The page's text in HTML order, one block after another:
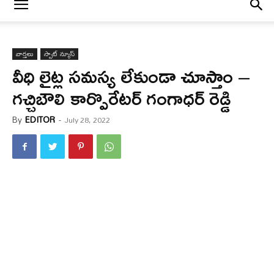
వార్త‌లు స్పాట్ న్యూస్
వీధి లైట్ల సమస్య లేకుండా చూస్తాం –
గచ్చిబౌలి కార్పొరేటర్ గంగాధర్ రెడ్డి
ByEDITOR - July 28, 2022